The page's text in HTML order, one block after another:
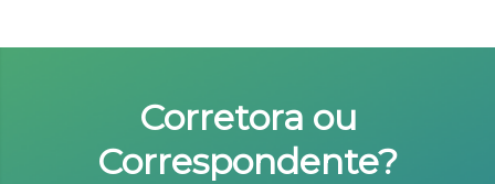
Corretora ou
Correspondente?